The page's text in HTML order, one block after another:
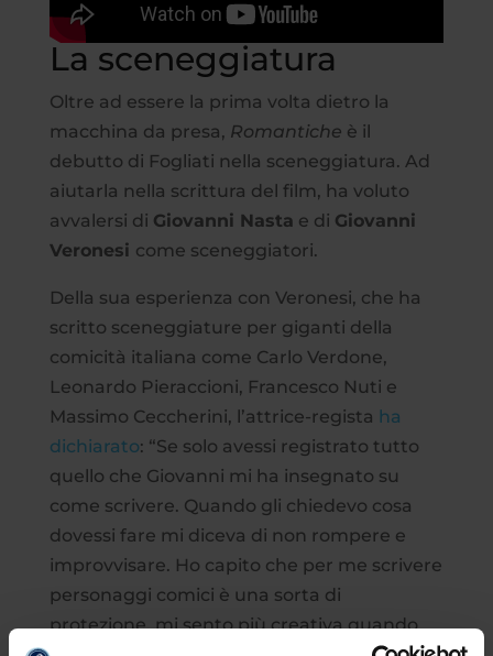
La sceneggiatura
Oltre ad essere la prima volta dietro la
macchina da presa, Romantiche è il
debutto di Fogliati nella sceneggiatura. Ad
aiutarla nella scrittura del film, ha voluto
avvalersi di Giovanni Nasta e di Giovanni
Veronesi come sceneggiatori.
Della sua esperienza con Veronesi, che ha
scritto sceneggiature per giganti della
comicità italiana come Carlo Verdone,
Leonardo Pieraccioni, Francesco Nuti e
Massimo Ceccherini, l’attrice-regista ha
dichiarato: “Se solo avessi registrato tutto
quello che Giovanni mi ha insegnato su
come scrivere. Quando gli chiedevo cosa
dovessi fare mi diceva di non rompere e
improvvisare. Ho capito che per me scrivere
personaggi comici è una sorta di
protezione, mi sento più creativa quando